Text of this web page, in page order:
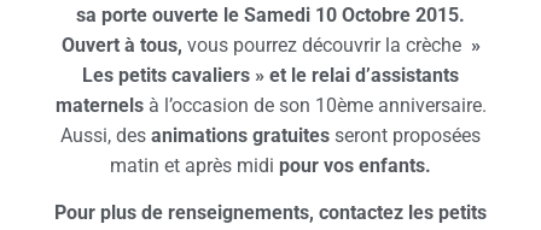
sa porte ouverte le Samedi 10 Octobre 2015.
Ouvert à tous, vous pourrez découvrir la crèche»
Les petits cavaliers » et le relai d’assistants
maternels à l’occasion de son 10ème anniversaire.
Aussi, des animations gratuites seront proposées
matin et après midi pour vos enfants.
Pour plus de renseignements, contactez les petits